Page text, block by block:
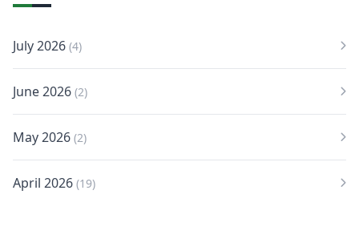
July 2026 (4)
June 2026 (2)
May 2026 (2)
April 2026 (19)